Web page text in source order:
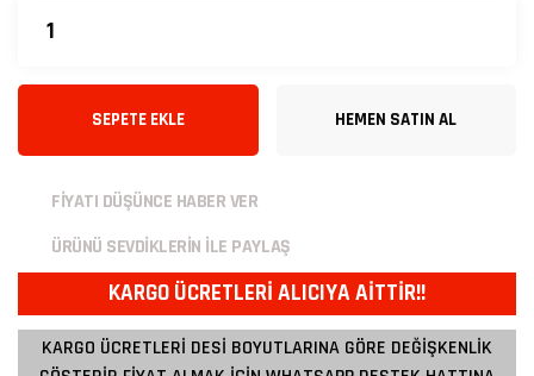
SEPETE EKLE HEMEN SATIN AL
FİYATI DÜŞÜNCE HABER VER
ÜRÜNÜ SEVDİKLERİN İLE PAYLAŞ
KARGO ÜCRETLERİ ALICIYA AİTTİR!!
KARGO ÜCRETLERİ DESİ BOYUTLARINA GÖRE DEĞİŞKENLİK